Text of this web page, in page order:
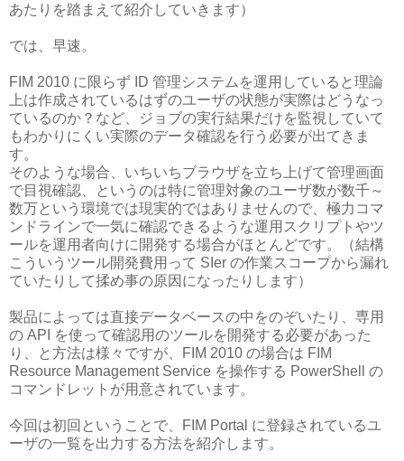
あたりを踏まえて紹介していきます）
では、早速。
FIM 2010 に限らず ID 管理システムを運用していると理論
上は作成されているはずのユーザの状態が実際はどうなっ
ているのか？など、ジョブの実行結果だけを監視していて
もわかりにくい実際のデータ確認を行う必要が出てきま
す。
そのような場合、いちいちブラウザを立ち上げて管理画面
で目視確認、というのは特に管理対象のユーザ数が数千～
数万という環境では現実的ではありませんので、極力コマ
ンドラインで一気に確認できるような運用スクリプトやツ
ールを運用者向けに開発する場合がほとんどです。（結構
こういうツール開発費用って SIer の作業スコープから漏れ
ていたりして揉め事の原因になったりします）
製品によっては直接データベースの中をのぞいたり、専用
の API を使って確認用のツールを開発する必要があった
り、と方法は様々ですが、FIM 2010 の場合は FIM
Resource Management Service を操作する PowerShell の
コマンドレットが用意されています。
今回は初回ということで、FIM Portal に登録されているユ
ーザの一覧を出力する方法を紹介します。